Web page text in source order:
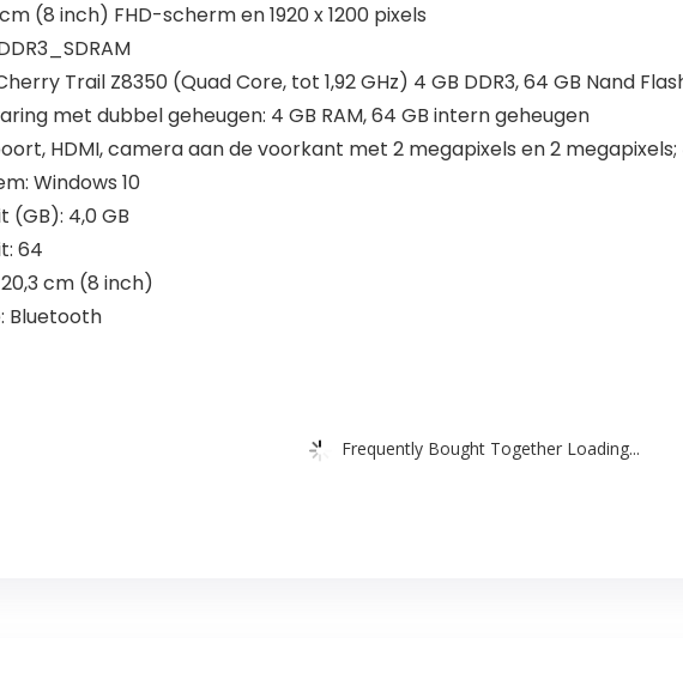
(8 inch) FHD-scherm en 1920 x 1200 pixels
Trail Z8350 (Quad Core, tot 1,92 GHz) 4 GB DDR3, 64 GB Nand
met dubbel geheugen: 4 GB RAM, 64 GB intern geheugen
HDMI, camera aan de voorkant met 2 megapixels en 2
Windows 10
4,0 GB
64
cm (8 inch)
Bluetooth
Frequently Bought Together Loading...